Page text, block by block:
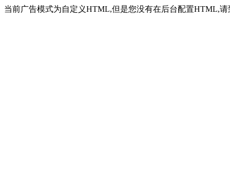
当前广告模式为自定义HTML,但是您没有在后台配置HTML,